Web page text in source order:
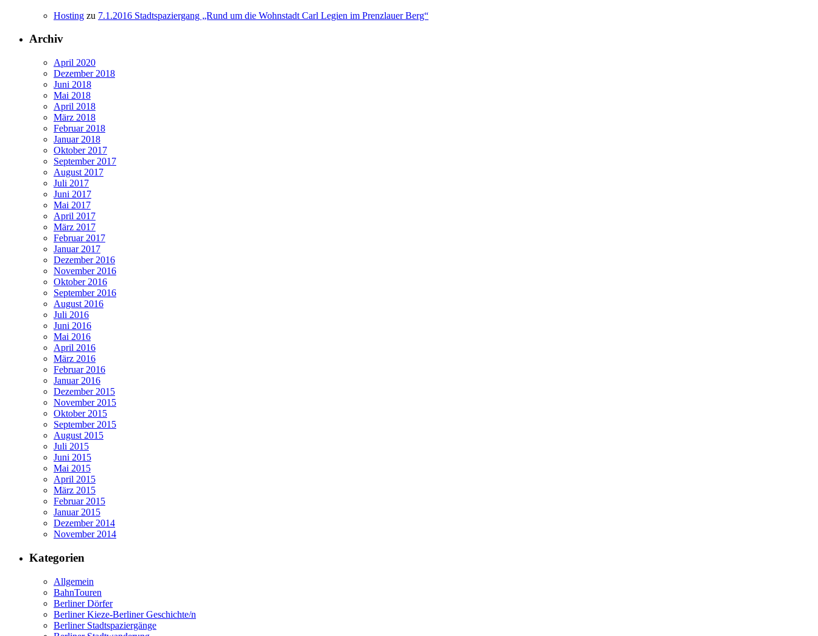
Hosting zu 7.1.2016 Stadtspaziergang „Rund um die Wohnstadt Carl Legien im Prenzlauer Berg“
Archiv
April 2020
Dezember 2018
Juni 2018
Mai 2018
April 2018
März 2018
Februar 2018
Januar 2018
Oktober 2017
September 2017
August 2017
Juli 2017
Juni 2017
Mai 2017
April 2017
März 2017
Februar 2017
Januar 2017
Dezember 2016
November 2016
Oktober 2016
September 2016
August 2016
Juli 2016
Juni 2016
Mai 2016
April 2016
März 2016
Februar 2016
Januar 2016
Dezember 2015
November 2015
Oktober 2015
September 2015
August 2015
Juli 2015
Juni 2015
Mai 2015
April 2015
März 2015
Februar 2015
Januar 2015
Dezember 2014
November 2014
Kategorien
Allgemein
BahnTouren
Berliner Dörfer
Berliner Kieze-Berliner Geschichte/n
Berliner Stadtspaziergänge